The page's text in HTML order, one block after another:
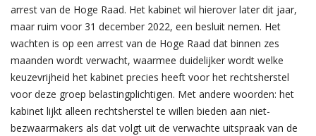
arrest van de Hoge Raad. Het kabinet wil hierover later dit jaar,
maar ruim voor 31 december 2022, een besluit nemen. Het
wachten is op een arrest van de Hoge Raad dat binnen zes
maanden wordt verwacht, waarmee duidelijker wordt welke
keuzevrijheid het kabinet precies heeft voor het rechtsherstel
voor deze groep belastingplichtigen. Met andere woorden: het
kabinet lijkt alleen rechtsherstel te willen bieden aan niet-
bezwaarmakers als dat volgt uit de verwachte uitspraak van de